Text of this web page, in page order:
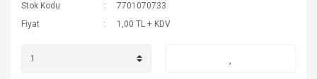
Stok Kodu
7701070733
Fiyat
1,00 TL + KDV